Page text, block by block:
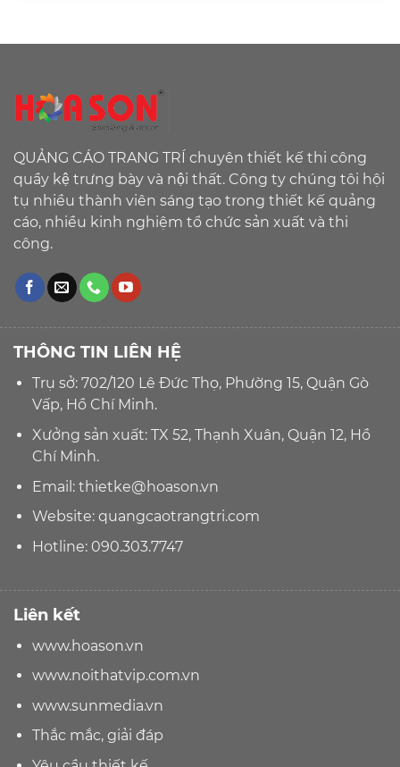
QUẢNG CÁO TRANG TRÍ chuyên thiết kế thi công
quầy kệ trưng bày và nội thất. Công ty chúng tôi hội
tụ nhiều thành viên sáng tạo trong thiết kế quảng
cáo, nhiều kinh nghiệm tổ chức sản xuất và thi
công.
THÔNG TIN LIÊN HỆ
Trụ sở: 702/120 Lê Đức Thọ, Phường 15, Quận Gò
Vấp, Hồ Chí Minh.
Xưởng sản xuất: TX 52, Thạnh Xuân, Quận 12, Hồ
Chí Minh.
Email: thietke@hoason.vn
Website:quangcaotrangtri.com
Hotline: 090.303.7747
Liên kết
www.hoason.vn
www.noithatvip.com.vn
www.sunmedia.vn
Thắc mắc, giải đáp